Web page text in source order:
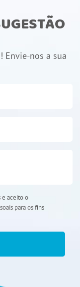
Envie-nos a sua
e aceito o
para os fins